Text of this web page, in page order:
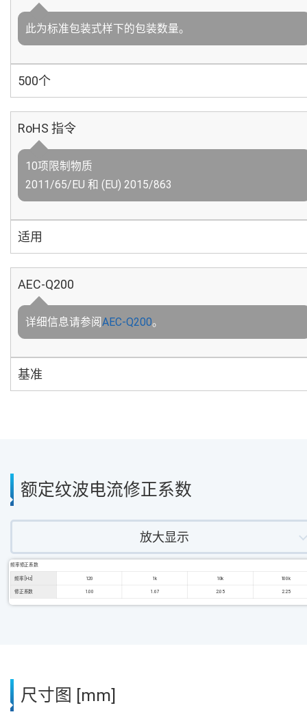
此为标准包装式样下的包装数量。
500个
RoHS 指令
10项限制物质
2011/65/EU 和 (EU) 2015/863
适用
AEC-Q200
详细信息请参阅AEC-Q200。
基准
额定纹波电流修正系数
放大显示
频率修正系数
频率 [Hz] 120 1k 10k 100k
修正系数 1.00 1.67 2.05 2.25
尺寸图 [mm]